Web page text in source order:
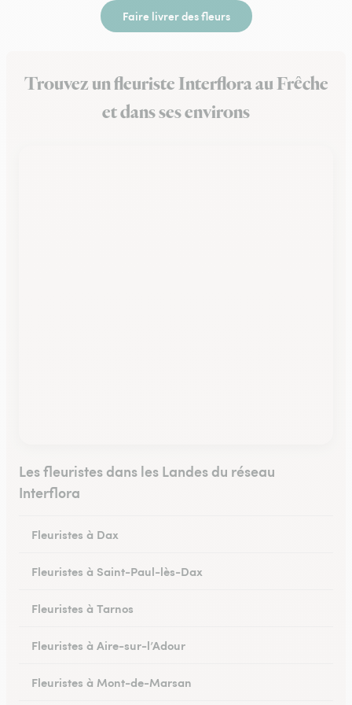
Faire livrer des fleurs
Trouvez un fleuriste Interflora au Frêche
et dans ses environs
Les fleuristes dans les Landes du réseau
Interflora
Fleuristes à Dax
Fleuristes à Saint-Paul-lès-Dax
Fleuristes à Tarnos
Fleuristes à Aire-sur-l’Adour
Fleuristes à Mont-de-Marsan